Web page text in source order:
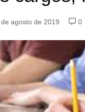
agosto de 2019 0